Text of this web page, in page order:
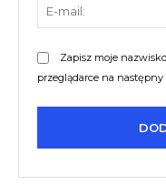
Zapisz moje
przeglądarce na następny